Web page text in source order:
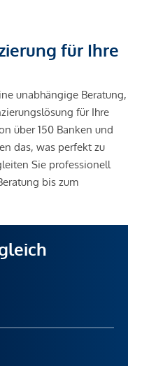
für Ihre
unabhängige Beratung,
für Ihre
über 150 Banken und
das, was perfekt zu
Sie professionell
bis zum